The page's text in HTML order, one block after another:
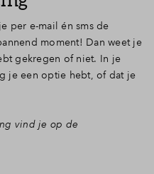
per e-mail én sms de
moment! Dan weet je
gekregen of niet. In je
je een optie hebt, of dat je
vind je op de